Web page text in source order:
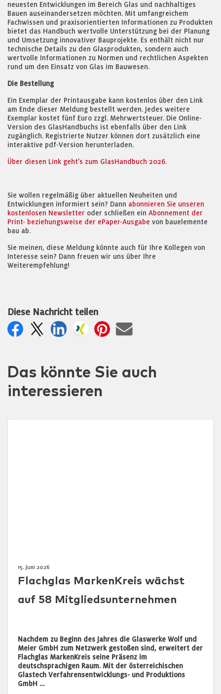
neuesten Entwicklungen im Bereich Glas und nachhaltiges
Bauen auseinandersetzen möchten. Mit umfangreichem
Fachwissen und praxisorientierten Informationen zu Produkten
bietet das Handbuch wertvolle Unterstützung bei der Planung
und Umsetzung innovativer Bauprojekte. Es enthält nicht nur
technische Details zu den Glasprodukten, sondern auch
wertvolle Informationen zu Normen und rechtlichen Aspekten
rund um den Einsatz von Glas im Bauwesen.
Die Bestellung
Ein Exemplar der Printausgabe kann kostenlos über den Link
am Ende dieser Meldung bestellt werden. Jedes weitere
Exemplar kostet fünf Euro zzgl. Mehrwertsteuer. Die Online-
Version des GlasHandbuchs ist ebenfalls über den Link
zugänglich. Registrierte Nutzer können dort zusätzlich eine
interaktive pdf-Version herunterladen.
Über diesen Link geht’s zum GlasHandbuch 2026.
Sie wollen regelmäßig über aktuellen Neuheiten und
Entwicklungen informiert sein? Dann abonnieren Sie unseren
kostenlosen Newsletter oder schließen ein Abonnement der
Print- beziehungsweise der ePaper-Ausgabe von bauelemente
bau ab.
Sie meinen, diese Meldung könnte auch für Ihre Kollegen von
Interesse sein? Dann freuen wir uns über Ihre
Weiterempfehlung!
Diese Nachricht teilen
Das könnte Sie auch
interessieren
15. Juni 2026
Flachglas MarkenKreis wächst
auf 58 Mitgliedsunternehmen
Nachdem zu Beginn des Jahres die Glaswerke Wolf und
Meier GmbH zum Netzwerk gestoßen sind, erweitert der
Flachglas MarkenKreis seine Präsenz im
deutschsprachigen Raum. Mit der österreichischen
Glastech Verfahrensentwicklungs- und Produktions
GmbH …